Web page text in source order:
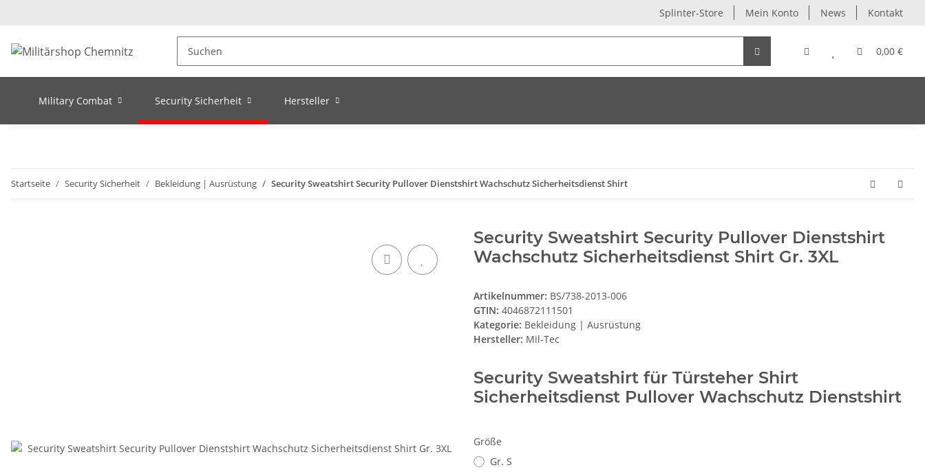
Splinter-Store Mein Konto News Kontakt
0,00 €
Military Combat Security Sicherheit Hersteller
Startseite Security Sicherheit Bekleidung | Ausrüstung Security Sweatshirt Security Pullover Dienstshirt Wachschutz Sicherheitsdienst Shirt
Security Sweatshirt Security Pullover Dienstshirt
Wachschutz Sicherheitsdienst Shirt Gr. 3XL
Artikelnummer: BS/738-2013-006
GTIN: 4046872111501
Kategorie: Bekleidung | Ausrüstung
Hersteller: Mil-Tec
Security Sweatshirt für Türsteher Shirt
Sicherheitsdienst Pullover Wachschutz Dienstshirt
Größe
Gr. S